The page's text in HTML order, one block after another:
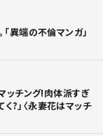
異端の不倫マンガ」
ッチング!肉体派すぎ
?」〈永妻花はマッチ